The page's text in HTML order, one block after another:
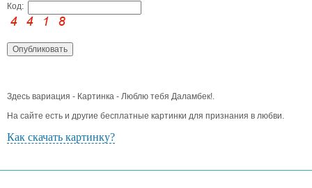
Код:
Здесь вариация - Картинка - Люблю тебя Даламбек!.
На сайте есть и другие бесплатные картинки для признания в любви.
Как скачать картинку?